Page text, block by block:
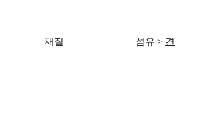
재질 섬유 > 견